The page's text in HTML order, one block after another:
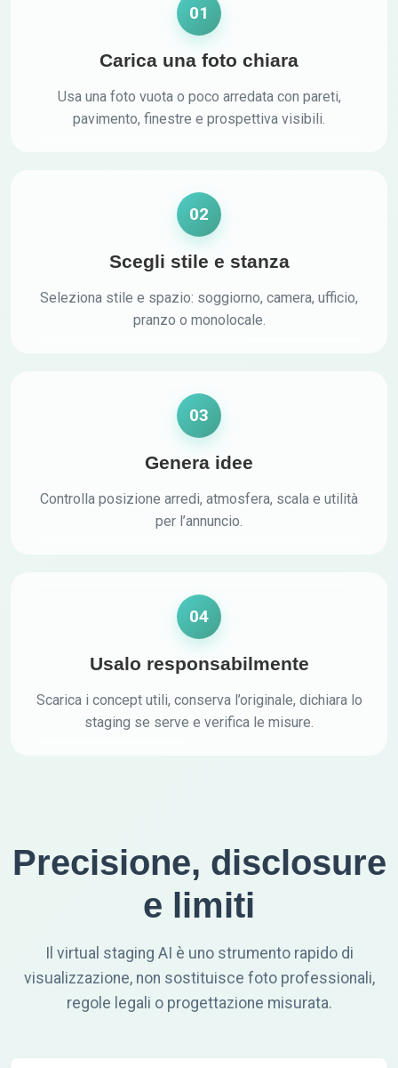
01
Carica una foto chiara
Usa una foto vuota o poco arredata con pareti,
pavimento, finestre e prospettiva visibili.
02
Scegli stile e stanza
Seleziona stile e spazio: soggiorno, camera, ufficio,
pranzo o monolocale.
03
Genera idee
Controlla posizione arredi, atmosfera, scala e utilità
per l’annuncio.
04
Usalo responsabilmente
Scarica i concept utili, conserva l’originale, dichiara lo
staging se serve e verifica le misure.
Precisione, disclosure
e limiti
Il virtual staging AI è uno strumento rapido di
visualizzazione, non sostituisce foto professionali,
regole legali o progettazione misurata.